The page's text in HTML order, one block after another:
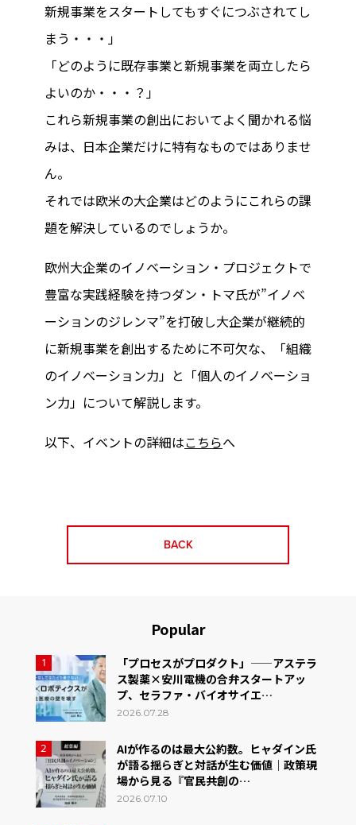
新規事業をスタートしてもすぐにつぶされてし
まう・・・」
「どのように既存事業と新規事業を両立したら
よいのか・・・？」
これら新規事業の創出においてよく聞かれる悩
みは、日本企業だけに特有なものではありませ
ん。
それでは欧米の大企業はどのようにこれらの課
題を解決しているのでしょうか。
欧州大企業のイノベーション・プロジェクトで
豊富な実践経験を持つダン・トマ氏が”イノベ
ーションのジレンマ”を打破し大企業が継続的
に新規事業を創出するために不可欠な、「組織
のイノベーション力」と「個人のイノベーショ
ン力」について解説します。
以下、イベントの詳細はこちらへ
BACK
Popular
1
「プロセスがプロダクト」——アステラ
ス製薬×安川電機の合弁スタートアッ
プ、セラファ・バイオサイエ…
2026.07.28
2
AIが作るのは最大公約数。ヒャダイン氏
が語る揺らぎと対話が生む価値｜政策現
場から見る『官民共創の…
2026.07.10